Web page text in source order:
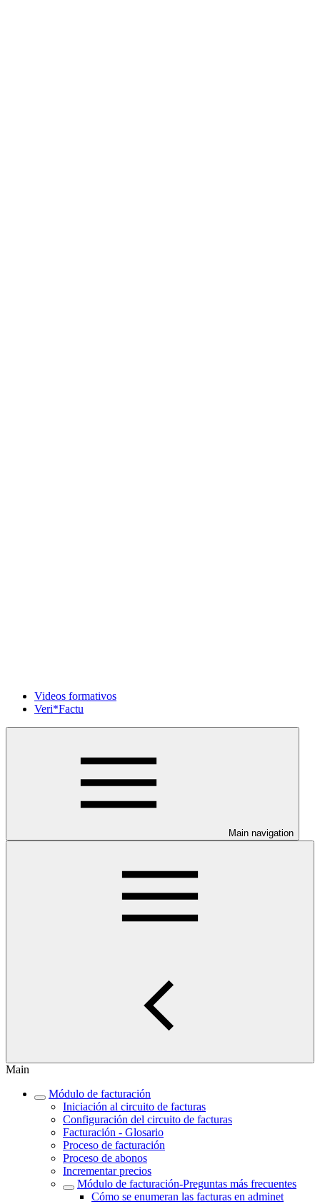
Videos formativos
Veri*Factu
Main navigation
Main
Módulo de facturación
Iniciación al circuito de facturas
Configuración del circuito de facturas
Facturación - Glosario
Proceso de facturación
Proceso de abonos
Incrementar precios
Módulo de facturación‎-Preguntas más frecuentes‎
Cómo se enumeran las facturas en adminet